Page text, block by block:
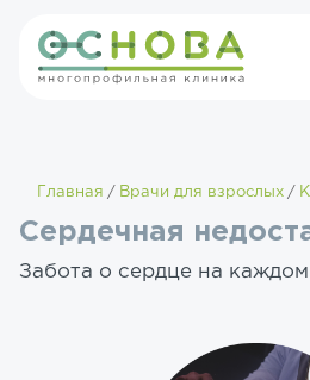
Главная Врачи для взрослых
Сердечная
Забота о сердце на